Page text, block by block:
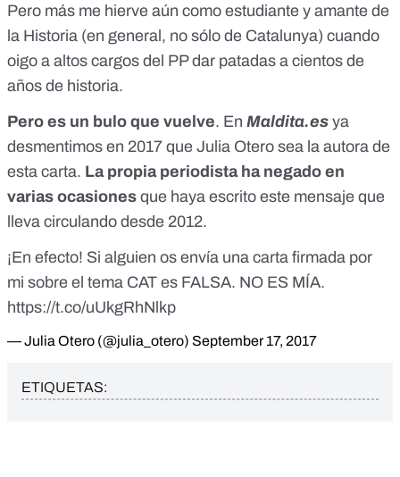
Pero más me hierve aún como estudiante y amante de
la Historia (en general, no sólo de Catalunya) cuando
oigo a altos cargos del PP dar patadas a cientos de
años de historia.
Pero es un bulo que vuelve. En Maldita.es ya
desmentimos en 2017 que Julia Otero sea la autora de
esta carta. La propia periodista ha negado en
varias ocasiones que haya escrito este mensaje que
lleva circulando desde 2012.
¡En efecto! Si alguien os envía una carta firmada por
mi sobre el tema CAT es FALSA. NO ES MÍA.
https://t.co/uUkgRhNlkp
— Julia Otero (@julia_otero) September 17, 2017
ETIQUETAS: